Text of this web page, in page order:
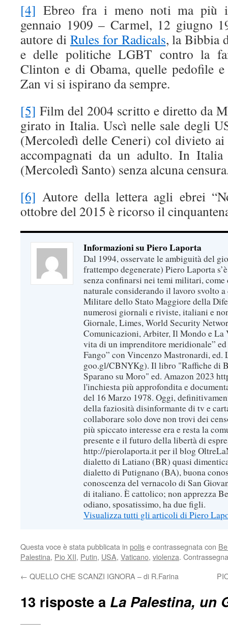
[4] Ebreo fra i meno noti ma più
gennaio 1909 – Carmel, 12 giugno
autore di Rules for Radicals, la Bibbia
e delle politiche LGBT contro la
Clinton e di Obama, quelle pedofile
Zan vi si ispirano da sempre.
[5] Film del 2004 scritto e diretto da
girato in Italia. Uscì nelle sale degli
(Mercoledì delle Ceneri) col divieto
accompagnati da un adulto. In
(Mercoledì Santo) senza alcuna
[6] Autore della lettera agli ebrei
ottobre del 2015 è ricorso il
Informazioni su Piero Laporta
Dal 1994, osservate le ambiguità del
frattempo degenerate) Piero Laporta
senza confinarsi nei temi militari, come
naturale considerando il lavoro svolto
Militare dello Stato Maggiore della
numerosi giornali e riviste, italiani e
Giornale, Limes, World Security
Comunicazioni, Arbiter, Il Mondo e La
vita di un imprenditore meridionale”
Fango” con Vincenzo Mastronardi,
goo.gl/CBNYKg). Il libro "Raffiche di
Sparano su Moro" ed. Amazon 2023
l'inchiesta più approfondita e
del 16 Marzo 1978. Oggi,
della faziosità disinformante di tv e
collaborare solo dove non trovi dei
più spiccato interesse era e resta la
presente e il futuro della libertà di
http://pierolaporta.it per il blog
dialetto di Latiano (BR) quasi
dialetto di Putignano (BA), buona
conoscenza del vernacolo di San
di italiano. È cattolico; non apprezza
odiano, sposatissimo, ha due figli.
Visualizza tutti gli articoli di Piero
Questa voce è stata pubblicata in polise contrassegnata con
Palestina, Pio XII, Putin, USA, Vaticano, violenza.
← QUELLO CHE SCANZI IGNORA – di R.Farina
13 risposte a La Palestina, un